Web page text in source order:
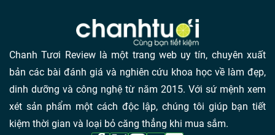
Chanh Tươi Review là một trang web uy tín, chuyên xuất
bản các bài đánh giá và nghiên cứu khoa học về làm đẹp,
dinh dưỡng và công nghệ từ năm 2015. Với sứ mệnh xem
xét sản phẩm một cách độc lập, chúng tôi giúp bạn tiết
kiệm thời gian và loại bỏ căng thẳng khi mua sắm.